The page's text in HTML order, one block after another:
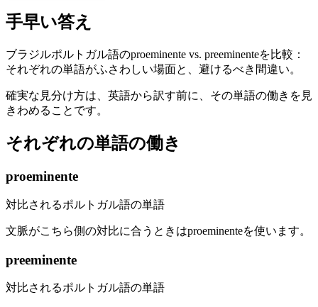
手早い答え
ブラジルポルトガル語のproeminente vs. preeminenteを比較：
それぞれの単語がふさわしい場面と、避けるべき間違い。
確実な見分け方は、英語から訳す前に、その単語の働きを見
きわめることです。
それぞれの単語の働き
proeminente
対比されるポルトガル語の単語
文脈がこちら側の対比に合うときはproeminenteを使います。
preeminente
対比されるポルトガル語の単語